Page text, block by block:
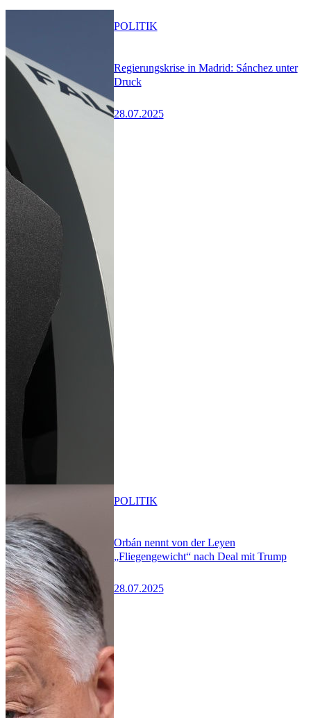
Regierungskrise in Madrid: Sánchez unter
Druck
28.07.2025
POLITIK
Orbán nennt von der Leyen
„Fliegengewicht“ nach Deal mit Trump
28.07.2025
POLITIK